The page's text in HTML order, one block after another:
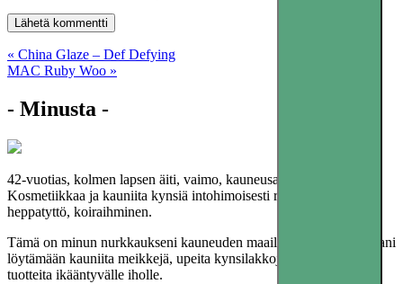
Artikkelien
selaus
« China Glaze – Def Defying
MAC Ruby Woo »
- Minusta -
42-vuotias, kolmen lapsen äiti, vaimo, kauneusalan yrittäjä.
Kosmetiikkaa ja kauniita kynsiä intohimoisesti rakastava, ikuinen
heppatyttö, koiraihminen.
Tämä on minun nurkkaukseni kauneuden maailmassa. Tule mukaani
löytämään kauniita meikkejä, upeita kynsilakkoja ja loistavia
tuotteita ikääntyvälle iholle.